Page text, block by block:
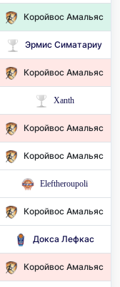
Коройвос Амальяс
Эрмис Симатариу
Коройвос Амальяс
Xanth
Коройвос Амальяс
Коройвос Амальяс
Eleftheroupoli
Коройвос Амальяс
Докса Лефкас
Коройвос Амальяс